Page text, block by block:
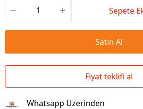
Sepete
Satın Al
Fiyat teklifi al
Whatsapp Üzerinden